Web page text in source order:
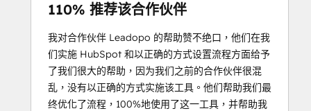
110% 推荐该合作伙伴
我对合作伙伴 Leadopo 的帮助赞不绝口，他们在我
们实施 HubSpot 和以正确的方式设置流程方面给予
了我们很大的帮助，因为我们之前的合作伙伴很混
乱，没有以正确的方式实施该工具。他们帮助我们最
终优化了流程，100%地使用了这一工具，并帮助我